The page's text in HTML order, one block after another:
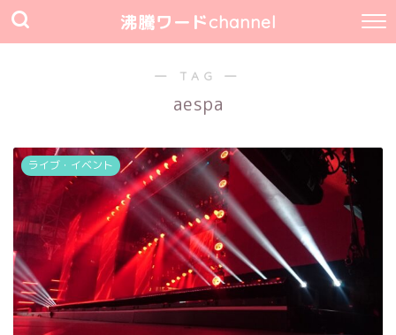
沸騰ワードchannel
― TAG ―
aespa
ライブ・イベント